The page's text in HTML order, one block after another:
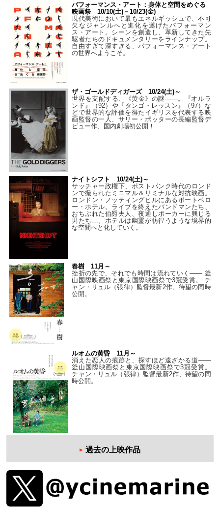
パフォーマンス・アート：身体と空間をめぐる
映画祭 10/10(土)－10/23(金)
現代美術において最もエネルギッシュで、不可
欠なジャンルへと進化を遂げたパフォーマン
ス・アート。シーンを創造し、革新してきた先
駆者たちのドキュメンタリーをラインナップ。
自由すぎて深すぎる、パフォーマンス・アート
の世界へようこそ。
ザ・ゴールドディガーズ 10/24(土)～
世界を支配する、《黄金》の謎――。『オルラ
ンド』（92）や『タンゴ・レッスン』（97）な
どで世界的な評価を得たイギリスを代表する映
画監督の一人、サリー・ポッターの長編監督デ
ビュー作、国内劇場初公開！
ナイトシフト 10/24(土)～
サッチャー政権下、ポストパンク時代のロンド
ンで撮られたミニマル＆リミナルな対抗映画。
ロンドン・ノッティングヒルにあるポートベロ
ー・ホテル。ライブを終えたバンドマンたち、
おちぶれた伯爵夫人、夜通しポーカーに興じる
男たち…。ホテルは幽霊が彷徨うような境界的
な空間へと化していく。
春樹 11月～
挫折の先で、それでも時間は流れていく—— 釜
山国際映画祭と東京国際映画祭で3冠受賞。 チ
ャン・リュル（張律）監督最新2作、待望の同時
公開。
ルオムの黄昏 11月～
消えた恋人の痕跡と、探すほど遠ざかる道——
釜山国際映画祭と東京国際映画祭で3冠受賞。
チャン・リュル（張律）監督最新2作、待望の同
時公開。
過去の上映作品